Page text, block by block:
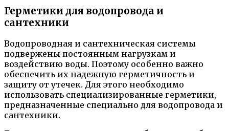
Герметики для водопровода и
сантехники
Водопроводная и сантехническая системы
подвержены постоянным нагрузкам и
воздействию воды. Поэтому особенно важно
обеспечить их надежную герметичность и
защиту от утечек. Для этого необходимо
использовать специализированные герметики,
предназначенные специально для водопровода и
сантехники.